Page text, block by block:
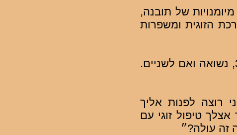
של תובנה,
הזוגית ומשפרות
אנסה לתאר זאת בעזרת תיאור של מקרה הטיפול בנעמה, בת 36, נשואה ואם לשניים.
רוצה לפנות אליך
טיפול זוגי עם
זה עולה?״